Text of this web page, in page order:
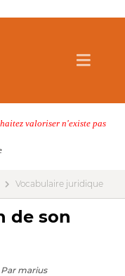
valoriser n'existe pas
Vocabulaire juridique
de son
Par marius